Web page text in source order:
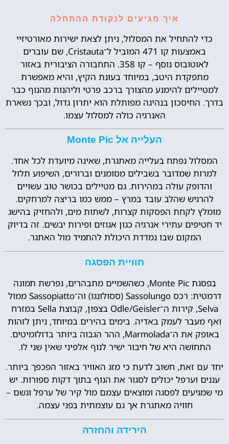
איך מגיעים לנקודת ההתחלה
כדי להתחיל את המסלול, ניתן לצאת ישירות מאורטיזיי
באמצעות קו 471 המוביל ל־Cristauta, שם עוברים
לאוטובוס נוסף – קו 358. התחבורה הציבורית באזור
מתפקדת היטב, במיוחד בעונת הקיץ, והיא מאפשרת
למטיילים להימנע מהצורך ברכב פרטי וליהנות מהנוף כבר
בדרך. החיסכון בנהיגה מפותלת הוא יתרון גדול, ובכך נשארת
האנרגיה כולה למסלול עצמו.
העלייה אל Monte Pic
המסלול נפתח בעלייה מאתגרת, שאינה מיועדת לכל אחד.
למרות שמדובר בשבילים מסומנים וברורים, השיפוע תלול
והדופק עולה במהירות. גם מטיילים בכושר טוב עשויים
להרגיש שהלב עובד במרץ – ממש כמו בריצה למרחקים.
מומלץ לקחת הפסקות קצרות, לשתות מים, ולהחזיק בהישג
יד חטיפים עתירי אנרגיה כגון אגוזים ופירות יבשים. זה בדיוק
המקום שבו נמדדת היכולת להתמיד מול האתגר.
חוויית הפסגה
בפסגת Monte Pic, כשהשמיים מתבהרים, נפרשת תמונה
דרמטית: רכס Sassolungo (ססולונגו) וה־Sassopiatto ממול
Selva, קירות ה־Odle/Geisler בצפון, קבוצת Sella במזרח
ואף מעבר לעמק באדיה. בימים בהירים במיוחד, ניתן לזהות
באופק את ה־Marmolada, ההר הגבוה ביותר בדולומיטים.
התחושה היא של חיבור ישיר לנוף אלפיני שאין שני לו.
יחד עם זאת, חשוב לדעת כי מזג האוויר באזור הפכפך ביותר.
עננים וערפל יכולים לסגור את הנוף בתוך דקות ספורות. יש
מי שמגיעים לפסגה ומוצאים עצמם מול קיר של ערפל וגשם –
חוויה מאתגרת אך גם עוצמתית בפני עצמה.
הירידה והחזרה